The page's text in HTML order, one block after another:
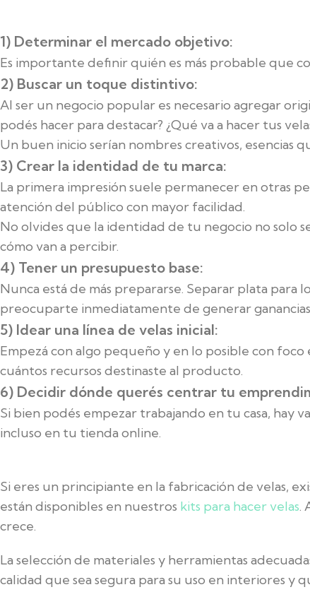
1) Determinar el mercado objetivo:
Es importante definir quién es más probable que
2) Buscar un toque distintivo:
Al ser un negocio popular es necesario agregar
podés hacer para destacar? ¿Qué va a hacer tus
Un buen inicio serían nombres creativos, esencias
3) Crear la identidad de tu marca:
La primera impresión suele permanecer en otras
atención del público con mayor facilidad.
No olvides que la identidad de tu negocio no solo
cómo van a percibir.
4) Tener un presupuesto base:
Nunca está de más prepararse. Separar plata
preocuparte inmediatamente de generar
5) Idear una línea de velas inicial:
Empezá con algo pequeño y en lo posible con
cuántos recursos destinaste al producto.
6) Decidir dónde querés centrar tu
Si bien podés empezar trabajando en tu casa, hay
incluso en tu tienda online.
Si eres un principiante en la fabricación de velas,
están disponibles en nuestros kits para hacer velas.
crece.
La selección de materiales y herramientas
calidad que sea segura para su uso en interiores